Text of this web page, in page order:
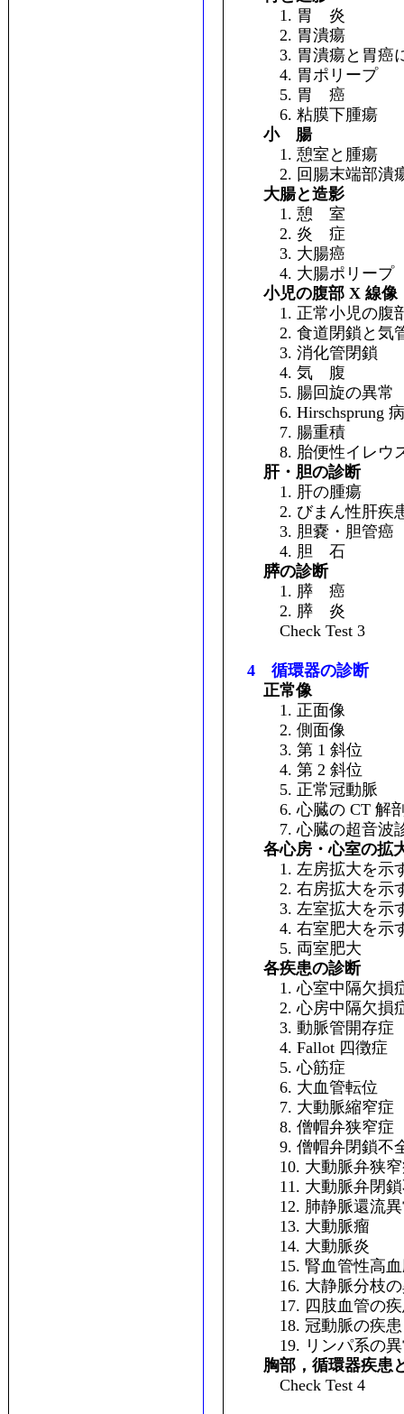
1. 胃 炎
2. 胃潰瘍
3. 胃潰瘍と胃癌に
4. 胃ポリープ
5. 胃 癌
6. 粘膜下腫瘍
小 腸
1. 憩室と腫瘍
2. 回腸末端部潰
大腸と造影
1. 憩 室
2. 炎 症
3. 大腸癌
4. 大腸ポリープ
小児の腹部 X 線像
1. 正常小児の腹
2. 食道閉鎖と気
3. 消化管閉鎖
4. 気 腹
5. 腸回旋の異常
6. Hirschsprung 病
7. 腸重積
8. 胎便性イレウ
肝・胆の診断
1. 肝の腫瘍
2. びまん性肝疾
3. 胆嚢・胆管癌
4. 胆 石
膵の診断
1. 膵 癌
2. 膵 炎
Check Test 3
4 循環器の診断
正常像
1. 正面像
2. 側面像
3. 第 1 斜位
4. 第 2 斜位
5. 正常冠動脈
6. 心臓の CT 解
7. 心臓の超音波
各心房・心室の拡
1. 左房拡大を示
2. 右房拡大を示
3. 左室拡大を示
4. 右室肥大を示
5. 両室肥大
各疾患の診断
1. 心室中隔欠損
2. 心房中隔欠損
3. 動脈管開存症
4. Fallot 四徴症
5. 心筋症
6. 大血管転位
7. 大動脈縮窄症
8. 僧帽弁狭窄症
9. 僧帽弁閉鎖不
10. 大動脈弁狭窄
11. 大動脈弁閉鎖
12. 肺静脈還流異
13. 大動脈瘤
14. 大動脈炎
15. 腎血管性高血
16. 大静脈分枝の
17. 四肢血管の疾
18. 冠動脈の疾患
19. リンパ系の異
胸部，循環器疾患
Check Test 4